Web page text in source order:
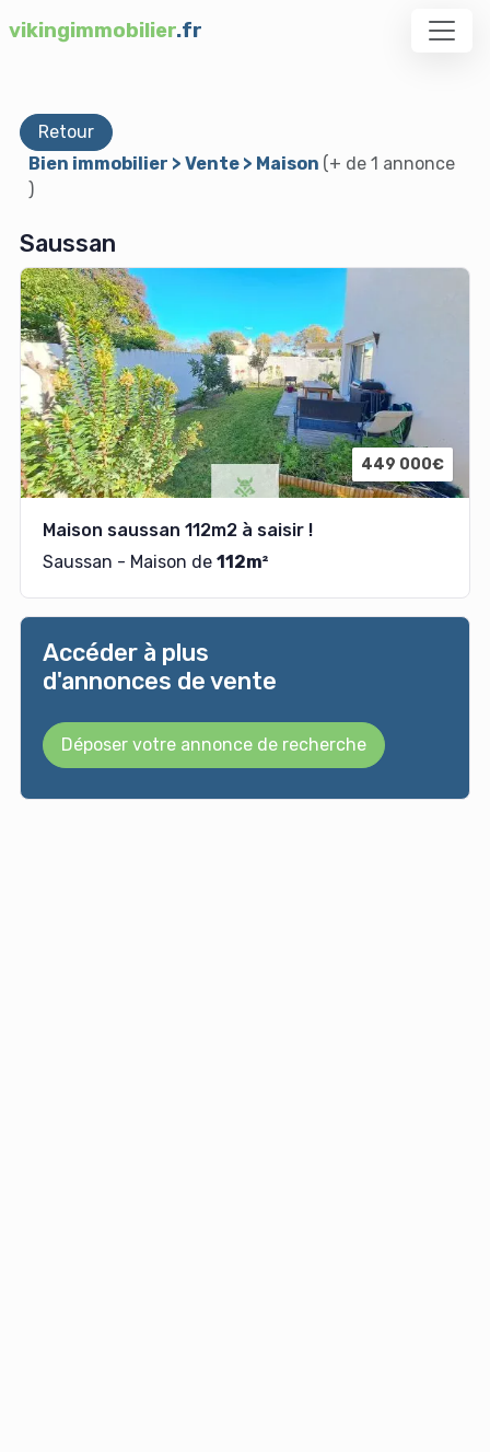
vikingimmobilier.fr
Retour
Bien immobilier > Vente > Maison (+ de 1 annonce
)
Saussan
449 000€
Maison saussan 112m2 à saisir !
Saussan - Maison de 112m²
Accéder à plus
d'annonces de vente
Déposer votre annonce de recherche